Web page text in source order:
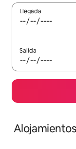
Llegada
Salida